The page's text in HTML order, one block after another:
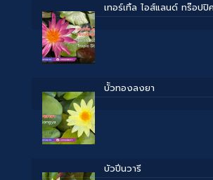
เทอร์เทิ้ล ไอส์แลนด์ ทร๊อปปิ
บััวทองลงยา
บัวปิ่นวารี